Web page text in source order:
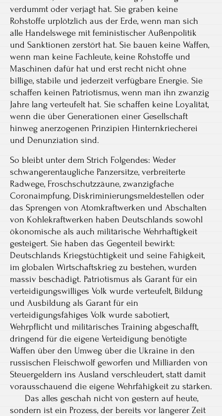
verdummt oder verjagt hat. Sie graben keine
Rohstoffe urplötzlich aus der Erde, wenn man sich
alle Handelswege mit feministischer Außenpolitik
und Sanktionen zerstört hat. Sie bauen keine Waffen,
wenn man keine Fachleute, keine Rohstoffe und
Maschinen dafür hat und erst recht nicht ohne
billige, stabile und jederzeit verfügbare Energie. Sie
schaffen keinen Patriotismus, wenn man ihn zwanzig
Jahre lang verteufelt hat. Sie schaffen keine Loyalität,
wenn die über Generationen einer Gesellschaft
hinweg anerzogenen Prinzipien Hinternkriecherei
und Denunziation sind.
So bleibt unter dem Strich Folgendes: Weder
schwangerentaugliche Panzersitze, verbreiterte
Radwege, Froschschutzzäune, zwanzigfache
Coronaimpfung, Diskriminierungsmeldestellen oder
das Sprengen von Atomkraftwerken und Abschalten
von Kohlekraftwerken haben Deutschlands sowohl
ökonomische als auch militärische Wehrhaftigkeit
gesteigert. Sie haben das Gegenteil bewirkt:
Deutschlands Kriegstüchtigkeit und seine Fähigkeit,
im globalen Wirtschaftskrieg zu bestehen, wurden
massiv beschädigt. Patriotismus als Garant für ein
verteidigungswilliges Volk wurde verteufelt, Bildung
und Ausbildung als Garant für ein
verteidigungsfähiges Volk wurde sabotiert,
Wehrpflicht und militärisches Training abgeschafft,
dringend für die eigene Verteidigung benötigte
Waffen über den Umweg über die Ukraine in den
russischen Fleischwolf geworfen und Milliarden von
Steuergeldern ins Ausland verschleudert, statt damit
vorausschauend die eigene Wehrfähigkeit zu stärken.
Das alles geschah nicht von gestern auf heute,
sondern ist ein Prozess, der bereits vor längerer Zeit